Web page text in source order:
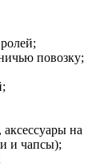
повозку;
на
и чапсы);